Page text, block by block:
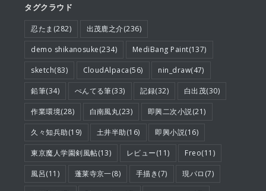
タグクラウド
忍たま(282) 出茂鹿之介(236)
demo shikanosuke(234) MediBang Paint(137)
sketch(83) CloudAlpaca(56) nin_draw(47)
鉛筆(34) ぺんてる筆(33) 記録(32) 白出茂(30)
作業環境(28) 白南風丸(23) 即興二次小説(21)
久々知兵助(19) 土井半助(16) 即興小説(16)
東京魔人学園剣風帖(13) レビュー(11) Freo(11)
風呂(11) 蓬莱寺京一(8) 手描き(7) 現パロ(7)